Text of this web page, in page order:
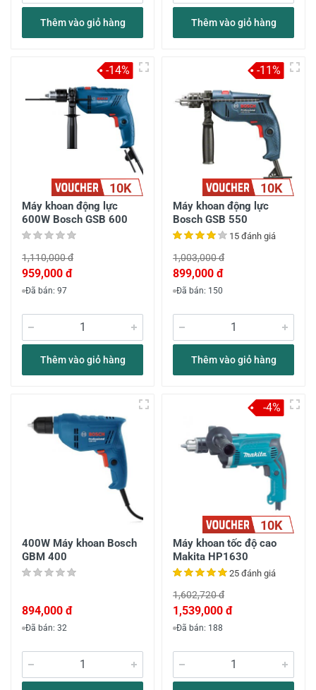
Thêm vào giỏ hàng Thêm vào giỏ hàng
10K
Máy khoan động lực
600W Bosch GSB 600
1,110,000 đ
959,000 đ
Đã bán: 97
Thêm vào giỏ hàng
-14%
10K
Máy khoan động lực
Bosch GSB 550
15 đánh giá
1,003,000 đ
899,000 đ
Đã bán: 150
Thêm vào giỏ hàng
-11%
400W Máy khoan Bosch
GBM 400
894,000 đ
Đã bán: 32
10K
Máy khoan tốc độ cao
Makita HP1630
25 đánh giá
1,602,720 đ
1,539,000 đ
Đã bán: 188
-4%